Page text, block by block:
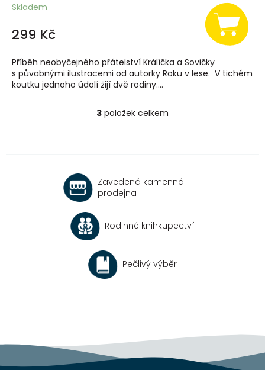
Skladem
299 Kč
Příběh neobyčejného přátelství Králíčka a Sovičky
s půvabnými ilustracemi od autorky Roku v lese. V tichém
koutku jednoho údolí žijí dvě rodiny....
O
c
í
r
v
v
3 položek celkem
Zavedená kamenná
prodejna
Rodinné knihkupectví
Pečlivý výběr